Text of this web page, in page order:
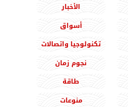
الأخبار
أسواق
تكنولوجيا واتصالات
نجوم زمان
طاقة
منوعات